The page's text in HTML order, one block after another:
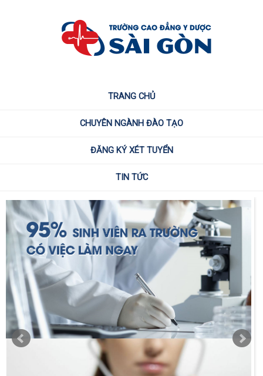
TRANG CHỦ
CHUYÊN NGÀNH ĐÀO TẠO
ĐĂNG KÝ XÉT TUYỂN
TIN TỨC